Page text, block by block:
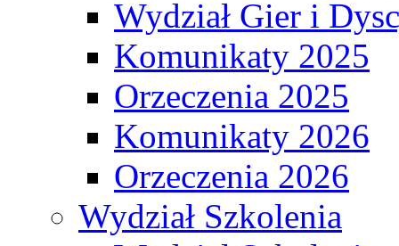
Wydział Gier i
Komunikaty 2025
Orzeczenia 2025
Komunikaty 2026
Orzeczenia 2026
Wydział Szkolenia